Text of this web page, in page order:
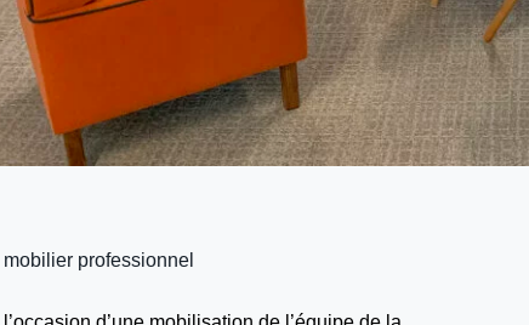
professionnel